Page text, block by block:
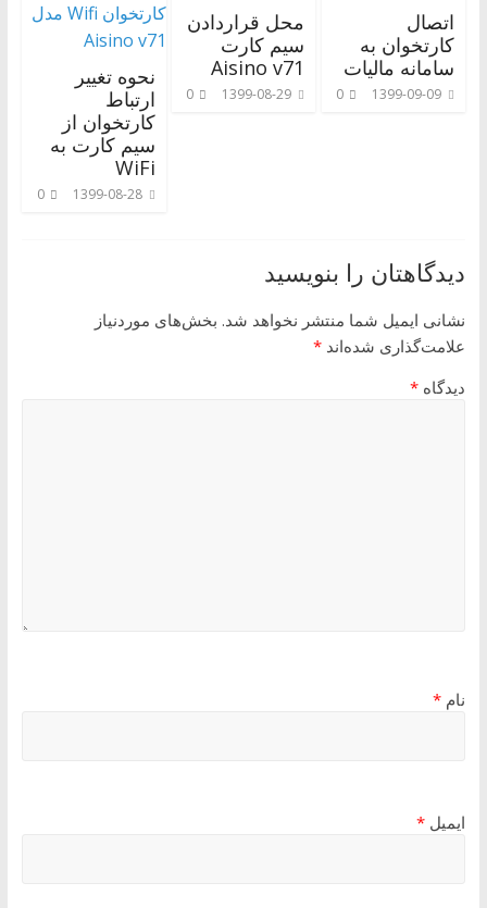
اتصال
کارتخوان به
سامانه مالیات
1399-09-09
0
محل قراردادن
سیم کارت
Aisino v71
1399-08-29
0
نحوه تغییر
ارتباط
کارتخوان از
سیم کارت به
WiFi
1399-08-28
0
دیدگاهتان را بنویسید
نشانی ایمیل شما منتشر نخواهد شد. بخش‌های موردنیاز
علامت‌گذاری شده‌اند *
دیدگاه *
نام *
ایمیل *